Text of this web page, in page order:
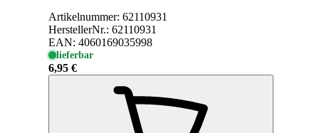
Artikelnummer: 62110931
HerstellerNr.: 62110931
EAN: 4060169035998
lieferbar
6,95 €